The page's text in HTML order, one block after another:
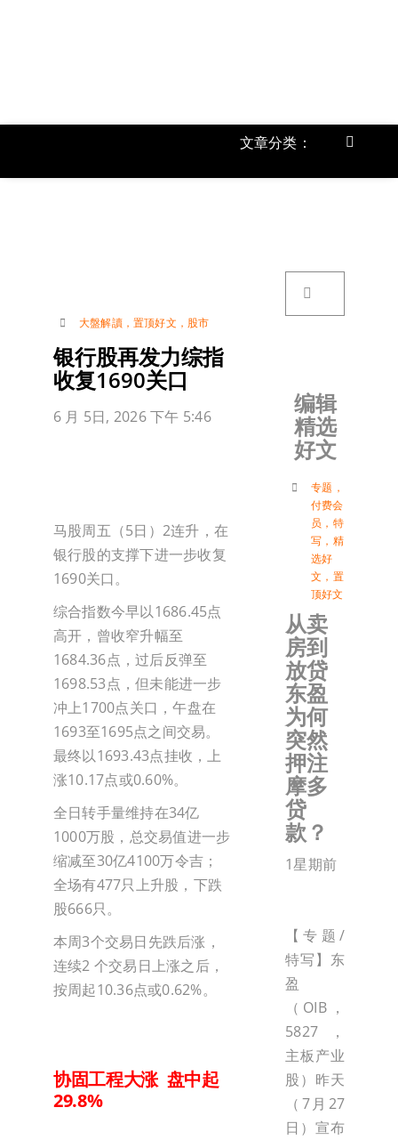
文章分类：
Toggle
大盤解讀， 置顶好文 ， 股市
银行股再发力综指
收复1690关口
6 月 5日, 2026 下午 5:46
马股周五（5日）2连升，在
银行股的支撑下进一步收复
1690关口。
综合指数今早以1686.45点
高开，曾收窄升幅至
1684.36点，过后反弹至
1698.53点，但未能进一步
冲上1700点关口，午盘在
1693至1695点之间交易。
最终以1693.43点挂收，上
涨10.17点或0.60%。
全日转手量维持在34亿
1000万股，总交易值进一步
缩减至30亿4100万令吉；
全场有477只上升股，下跌
股666只。
本周3个交易日先跌后涨，
连续2 个交易日上涨之后，
按周起10.36点或0.62%。
协固工程大涨 盘中起
29.8%
编辑
精选
好文
专题 ，
付费会
员 ， 特
写 ， 精
选好
文 ， 置
顶好文
从卖
房到
放贷
东盈
为何
突然
押注
摩多
贷
款？
1星期前
【专题/
特写】东
盈
（OIB，
5827，
主板产业
股）昨天
（7月27
日）宣布